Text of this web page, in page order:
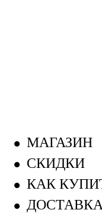
МАГАЗИН
СКИДКИ
КАК
ДОСТАВКА